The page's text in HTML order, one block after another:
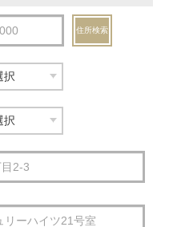
住所検索